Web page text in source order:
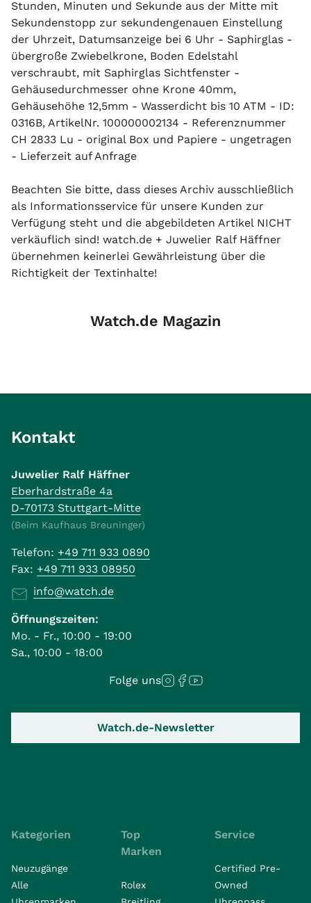
Stunden, Minuten und Sekunde aus der Mitte mit
Sekundenstopp zur sekundengenauen Einstellung
der Uhrzeit, Datumsanzeige bei 6 Uhr - Saphirglas -
übergroße Zwiebelkrone, Boden Edelstahl
verschraubt, mit Saphirglas Sichtfenster -
Gehäusedurchmesser ohne Krone 40mm,
Gehäusehöhe 12,5mm - Wasserdicht bis 10 ATM - ID:
0316B, ArtikelNr. 100000002134 - Referenznummer
CH 2833 Lu - original Box und Papiere - ungetragen
- Lieferzeit auf Anfrage
Beachten Sie bitte, dass dieses Archiv ausschließlich
als Informationsservice für unsere Kunden zur
Verfügung steht und die abgebildeten Artikel NICHT
verkäuflich sind! watch.de + Juwelier Ralf Häffner
übernehmen keinerlei Gewährleistung über die
Richtigkeit der Textinhalte!
Watch.de Magazin
Kontakt
Juwelier Ralf Häffner
Eberhardstraße 4a
D-70173 Stuttgart-Mitte
(Beim Kaufhaus Breuninger)
Telefon: +49 711 933 0890
Fax: +49 711 933 08950
info@watch.de
Öffnungszeiten:
Mo. - Fr., 10:00 - 19:00
Sa., 10:00 - 18:00
Folge uns
Watch.de-Newsletter
Kategorien
Neuzugänge
Alle
Top
Marken
Rolex
Service
Certified Pre-
Owned